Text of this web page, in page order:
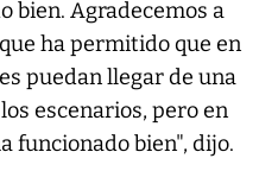
bien. Agradecemos a
ha permitido que en
puedan llegar de una
escenarios, pero en
funcionado bien", dijo.